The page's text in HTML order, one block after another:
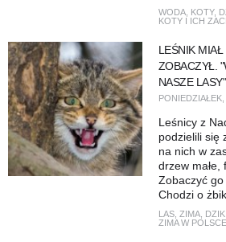
WODA, KOTY,
KOTY I ICH
LEŚNIK
ZOBACZYŁ.
NASZE LASY"
Leśnicy z
podzielili się
na nich w
drzew małe,
Zobaczyć go
Chodzi o
LAS, ZIMA,
ZIMA W POLSCE